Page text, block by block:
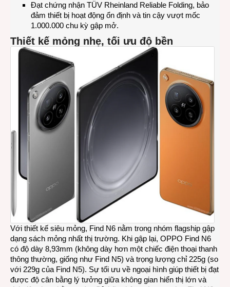
Đạt chứng nhận TÜV Rheinland Reliable Folding, bảo
đảm thiết bị hoạt động ổn định và tin cậy vượt mốc
1.000.000 chu kỳ gập mở.
Thiết kế mỏng nhẹ, tối ưu độ bền
Với thiết kế siêu mỏng, Find N6 nằm trong nhóm flagship gập
dạng sách mỏng nhất thị trường. Khi gập lại, OPPO Find N6
có độ dày 8,93mm (không dày hơn một chiếc điện thoại thanh
thông thường, giống như Find N5) và trọng lượng chỉ 225g (so
với 229g của Find N5). Sự tối ưu về ngoại hình giúp thiết bị đạt
được độ cân bằng lý tưởng giữa không gian hiển thị lớn và